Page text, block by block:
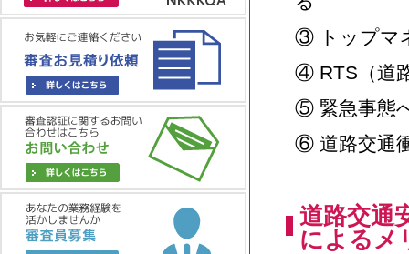
③ トップマ
④ RTS（道
⑤ 緊急事態
⑥ 道路交通
道路交通
によるメ